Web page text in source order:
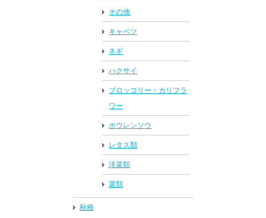
その他
キャベツ
ネギ
ハクサイ
ブロッコリー・カリフラ
ワー
ホウレンソウ
レタス類
洋菜類
菜類
秋種